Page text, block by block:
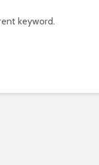
keyword.